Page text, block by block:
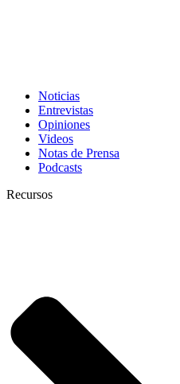
Noticias
Entrevistas
Opiniones
Videos
Notas de Prensa
Podcasts
Recursos